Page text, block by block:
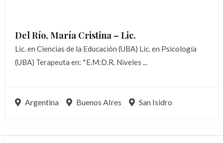
Del Río, María Cristina – Lic.
Lic. en Ciencias de la Educación (UBA) Lic. en Psicología
(UBA) Terapeuta en: *E.M:D.R. Niveles ...
Argentina Buenos AIres San Isidro